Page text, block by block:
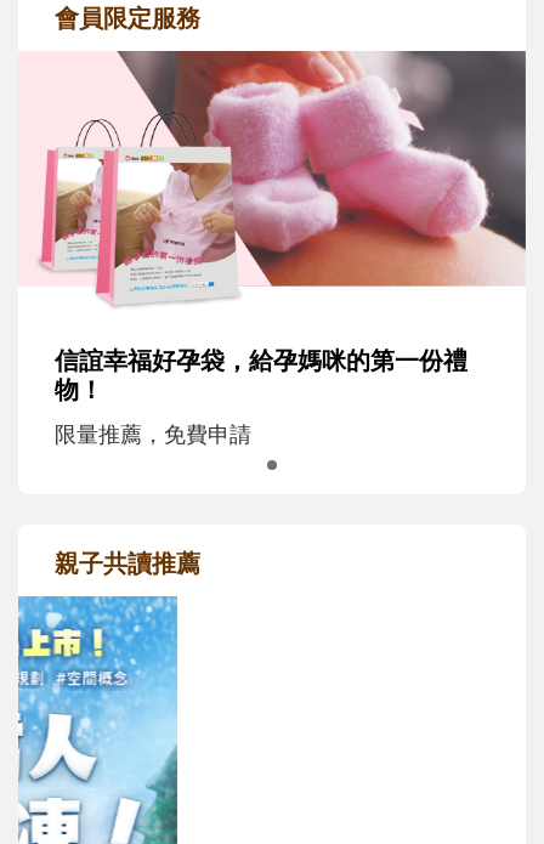
會員限定服務
信誼幸福好孕袋，給孕媽咪的第一份禮
物！
限量推薦，免費申請
親子共讀推薦
最新活動